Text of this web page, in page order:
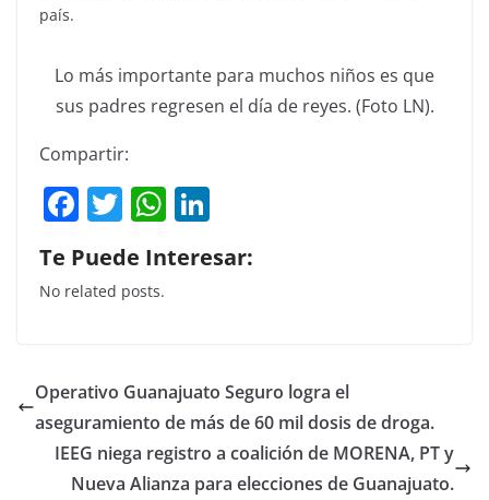
país.
Lo más importante para muchos niños es que
sus padres regresen el día de reyes. (Foto LN).
Compartir:
F
a
c
e
o
o
k
T
w
itt
er
W
h
at
p
p
k
n
Te Puede Interesar:
No related posts.
Operativo Guanajuato Seguro logra el
aseguramiento de más de 60 mil dosis de droga.
IEEG niega registro a coalición de MORENA, PT y
Nueva Alianza para elecciones de Guanajuato.